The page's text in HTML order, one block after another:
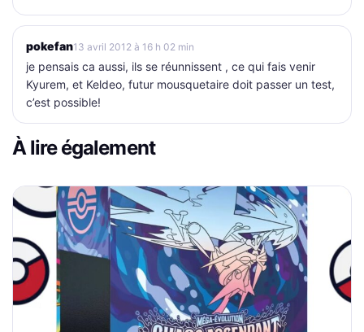
pokefan13 avril 2012 à 16 h 02 min
je pensais ca aussi, ils se réunnissent , ce qui fais venir
Kyurem, et Keldeo, futur mousquetaire doit passer un test,
c’est possible!
À lire également